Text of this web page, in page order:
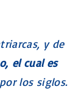
y de
el cual es
los siglos.